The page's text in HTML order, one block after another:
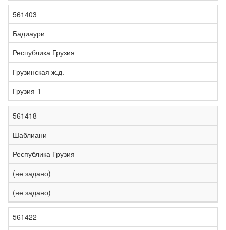
561403
Бадиаури
Республика Грузия
Грузинская ж.д.
Грузия-1
561418
Шаблиани
Республика Грузия
(не задано)
(не задано)
561422